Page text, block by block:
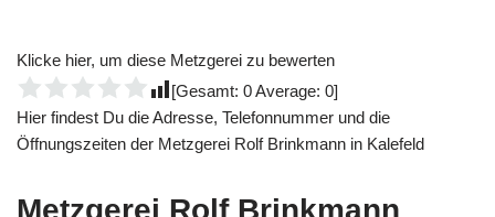
Klicke hier, um diese Metzgerei zu bewerten
[Gesamt: 0Average: 0]
Hier findest Du die Adresse, Telefonnummer und die
Öffnungszeiten der Metzgerei Rolf Brinkmann in Kalefeld
Metzgerei Rolf Brinkmann